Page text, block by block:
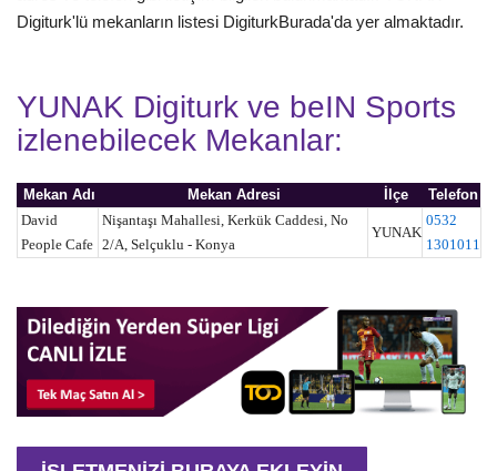
Digiturk'lü mekanların listesi DigiturkBurada'da yer almaktadır.
YUNAK Digiturk ve beIN Sports
izlenebilecek Mekanlar:
Mekan Adı Mekan Adresi İlçe
Telefon
David
People Cafe
Nişantaşı Mahallesi, Kerkük Caddesi, No
2/A, Selçuklu - Konya
YUNAK
0532
1301011